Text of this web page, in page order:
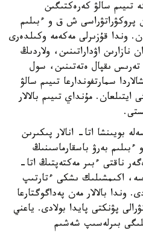
تىيىم سالۋ كەرەكتىگىن
ش ق و ءبىلىم
وندا قۇزىرلى مەكەمە وكىلدەرى
نازارىن اۋداراتىنىن، ولاردىڭ
ىقپال ەتەتىنىن، سول
سمارتفوندارعا تىيىم سالۋ
مۇنداي تىيىم بالالار
بويىنشا اتا- انالار پىكىرىن
بەرۋ باسقارماسىنىڭ
ناقتى ءبىر مەكتەپتىڭ اتا-
اكىمشىلىك ىشكى ءتارتىپ
وندا بالالار مەن پەداگوگتارعا
پۋنكتى پايدا بولادى. ياعني
بىرلەسىپ شەشىم